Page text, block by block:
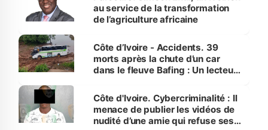
au service de la transformation
de l’agriculture africaine
Côte d’Ivoire - Accidents. 39
morts après la chute d’un car
dans le fleuve Bafing : Un lecteur
des Transports
Côte d'Ivoire. Cybercriminalité : Il
menace de publier les vidéos de
nudité d’une amie qui refuse ses